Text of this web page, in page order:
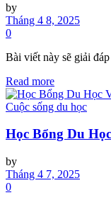
by
Tháng 4 8, 2025
0
Bài viết này sẽ giải
Read more
Cuộc sống du học
Học Bổng Du
by
Tháng 4 7, 2025
0